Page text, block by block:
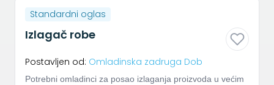
Standardni oglas
Izlagač robe
Postavljen od: Omladinska zadruga Dob
Potrebni omladinci za posao izlaganja proizvoda u većim